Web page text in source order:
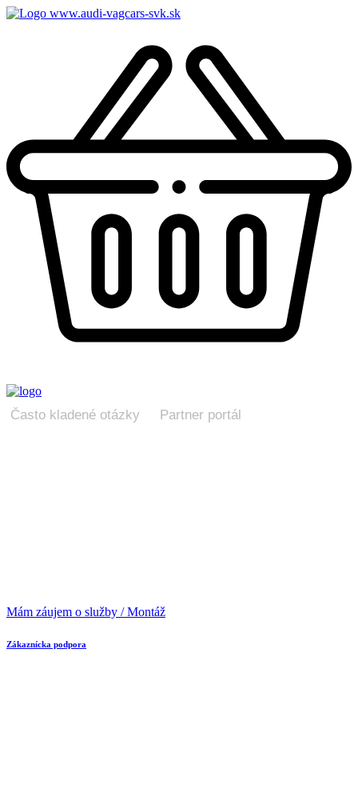
Často kladené otázky Partner portál
Mám záujem o služby / Montáž
Zákaznícka podpora